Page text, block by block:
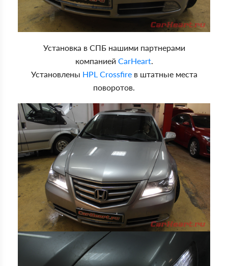
Установка в СПБ нашими партнерами
компанией CarHeart.
Установлены HPL Crossfireв штатные места
поворотов.